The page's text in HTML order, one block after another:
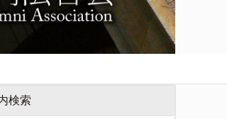
検索